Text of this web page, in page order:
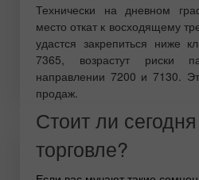
Технически на дневном
место откат к восходящему
удастся закрепиться ниже
7365, возрастут риски
направлении 7200 и 7130.
продаж.
Стоит ли
торговле?